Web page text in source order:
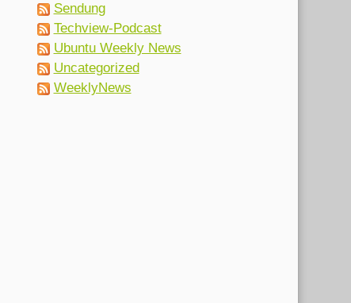
Sendung
Techview-Podcast
Ubuntu Weekly News
Uncategorized
WeeklyNews